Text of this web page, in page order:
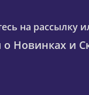
на рассылку
Новинках и